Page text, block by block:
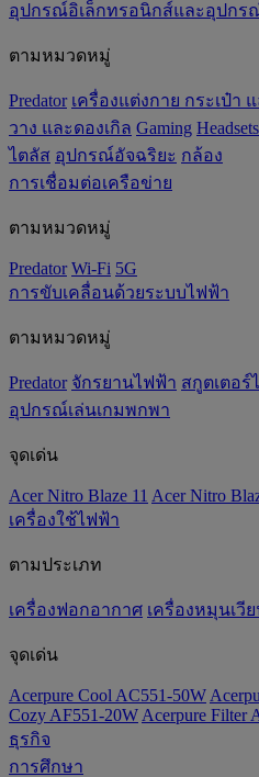
อุปกรณ์อิเล็กทรอนิกส์และอุปกร
ตามหมวดหมู่
Predator เครื่องแต่งกาย กระเป๋า
วาง และดองเกิล Gaming
ไตลัส อุปกรณ์อัจฉริยะ กล้อง
การเชื่อมต่อเครือข่าย
ตามหมวดหมู่
Predator Wi-Fi 5G
การขับเคลื่อนด้วยระบบไฟฟ้า
ตามหมวดหมู่
Predator จักรยานไฟฟ้า สกูตเตอร์
อุปกรณ์เล่นเกมพกพา
จุดเด่น
Acer Nitro Blaze 11 Acer Nitro
เครื่องใช้ไฟฟ้า
ตามประเภท
เครื่องฟอกอากาศ เครื่องหมุนเวี
จุดเด่น
Acerpure Cool AC551-50W
Cozy AF551-20W Acerpure Filter
ธุรกิจ
การศึกษา